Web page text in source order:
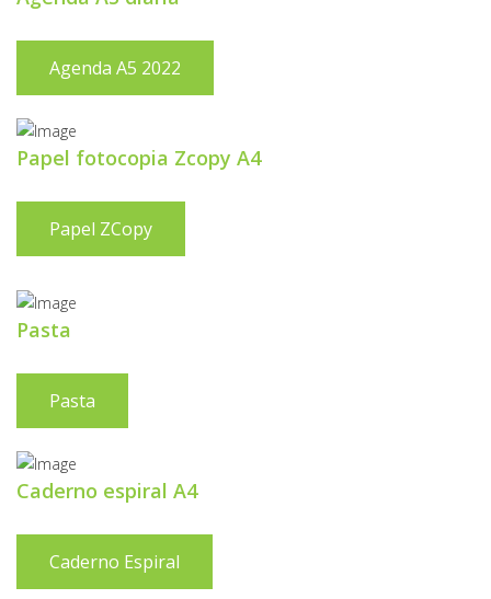
Agenda A5 2022
Papel fotocopia Zcopy A4
Papel ZCopy
Pasta
Pasta
Caderno espiral A4
Caderno Espiral